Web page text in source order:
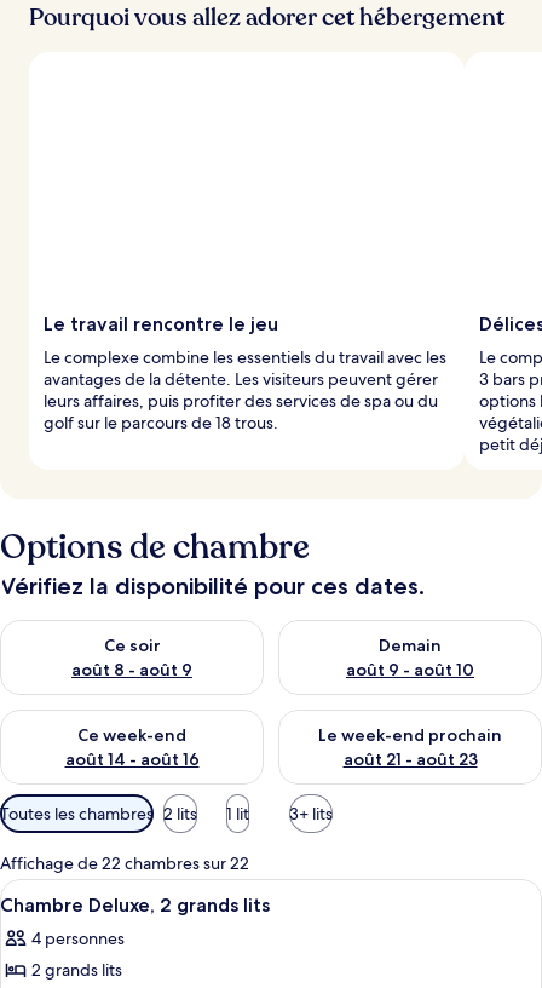
Pourquoi vous allez adorer cet hébergement
Le travail rencontre le jeu
Le complexe combine les essentiels du travail avec les
avantages de la détente. Les visiteurs peuvent gérer
leurs affaires, puis profiter des services de spa ou du
golf sur le parcours de 18 trous.
Le
3 bars
options
petit
Options de chambre
Vérifiez la disponibilité pour ces dates.
Ce soir
août 8 - août 9
Vérifier la disponibilité pour ce soir août 8 - août 9
Demain
août 9 - août 10
Vérifier la disponibilité pour
Ce week-end
août 14 - août 16
Vérifier la disponibilité pour ce week-end août 14 - août 16
Le week-end prochain
août 21 - août 23
Vérifier la disponibilité pour
Filtres
disponibles
pour
les
chambres
Toutes les chambres 2 lits 1 lit 3+ lits
Affichage de 22 chambres sur 22
Afficher
toutes
les
photos
Literie de qualité supérieure, couette
6
Chambre Deluxe, 2 grands lits
4 personnes
2 grands lits